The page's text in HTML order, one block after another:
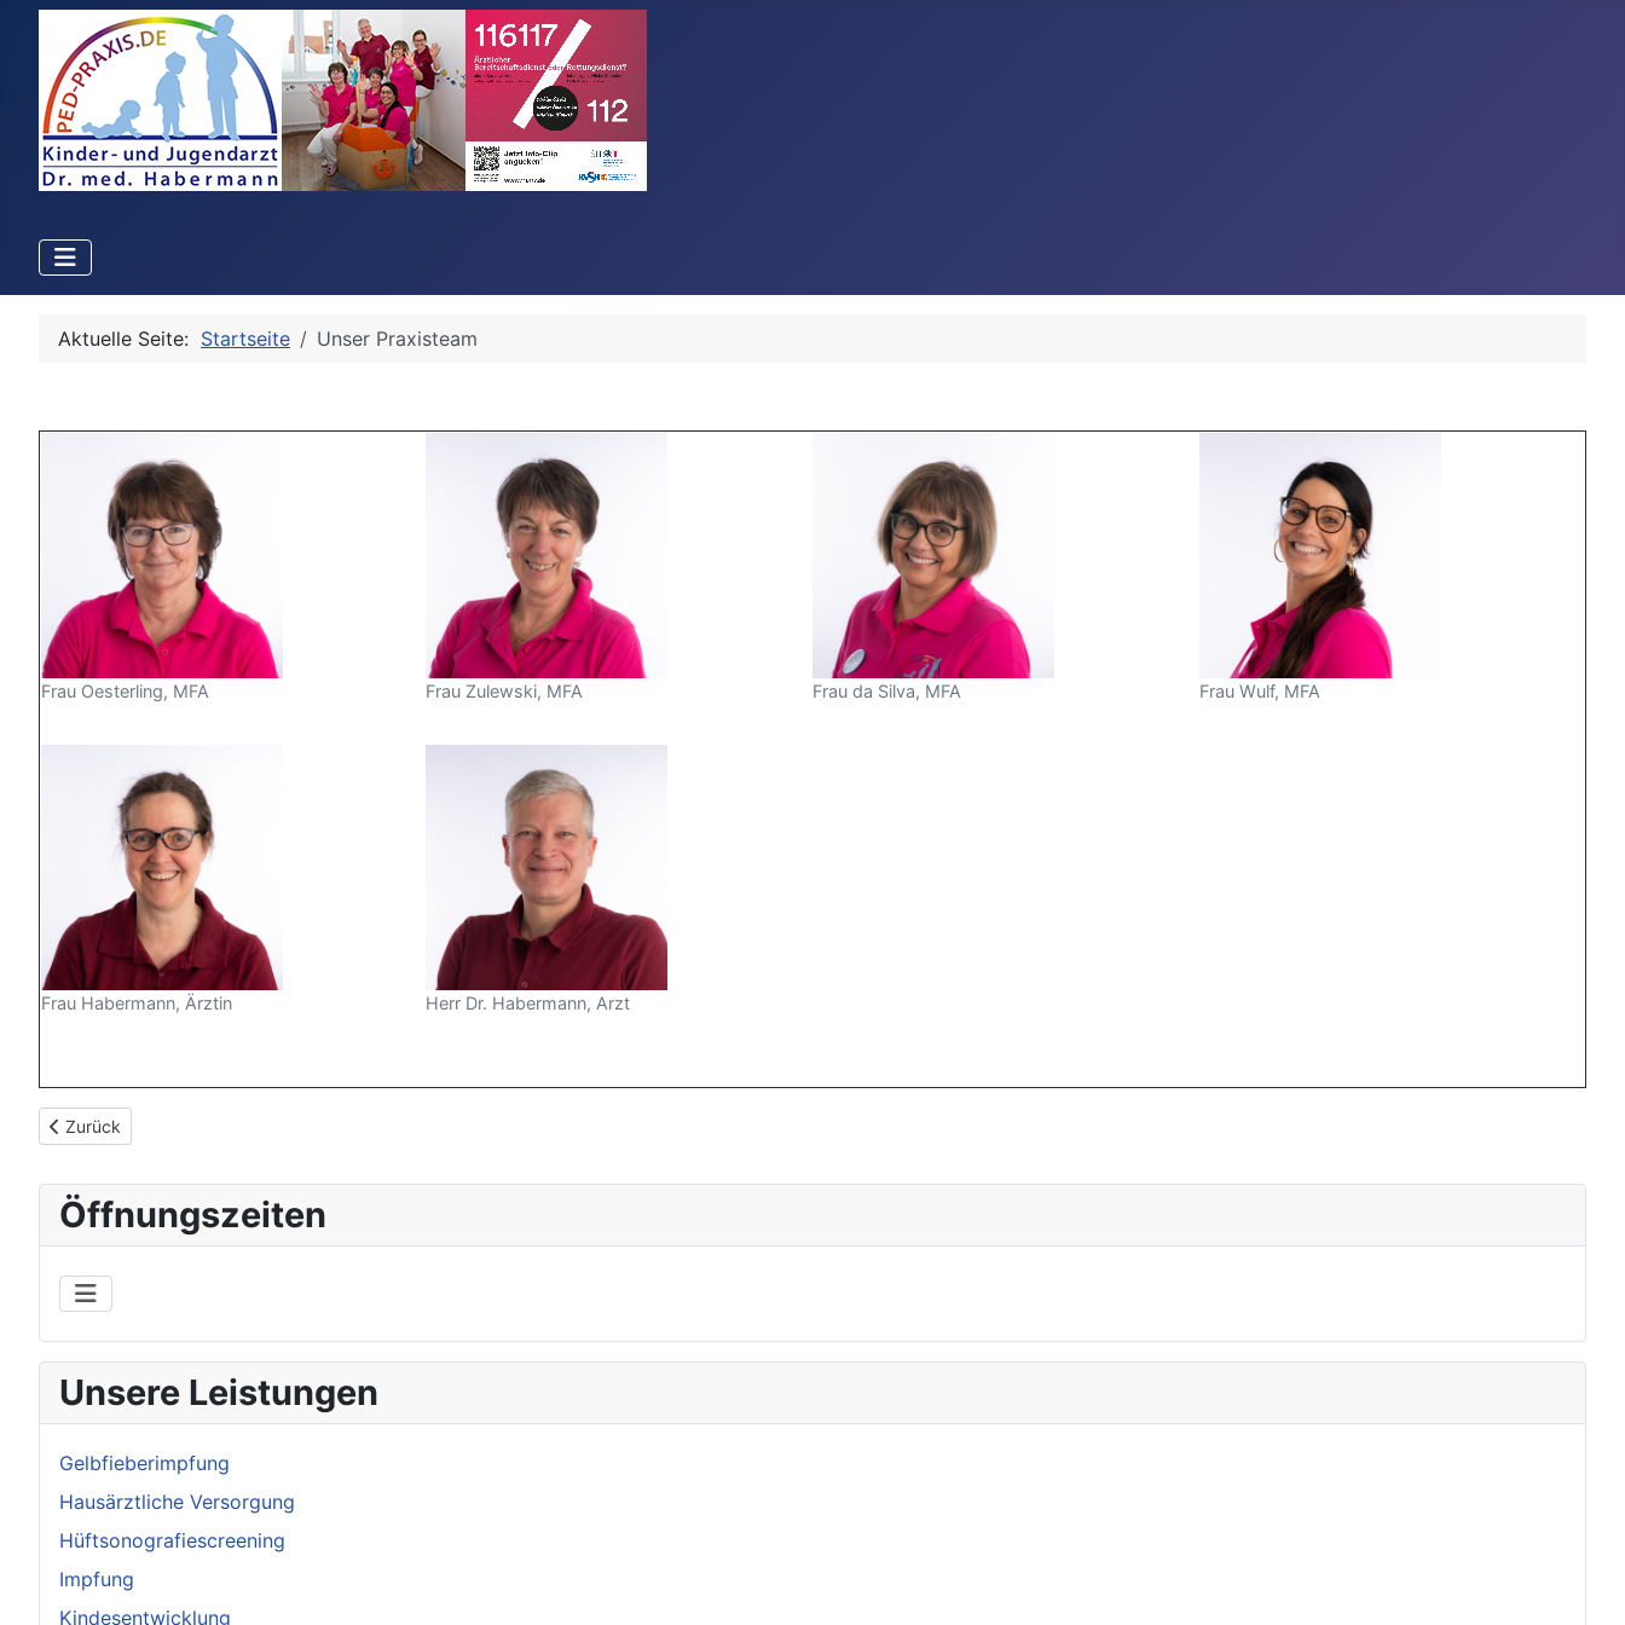
Aktuelle Seite: Startseite Unser Praxisteam
Frau Oesterling, MFA Frau Zulewski, MFA Frau da Silva, MFA Frau Wulf, MFA
Frau Habermann, Ärztin Herr Dr. Habermann, Arzt
Vorheriger Beitrag: Gelbfieber
Zurück
Öffnungszeiten
Unsere Leistungen
Gelbfieberimpfung
Hausärztliche Versorgung
Hüftsonografiescreening
Impfung
Kindesentwicklung